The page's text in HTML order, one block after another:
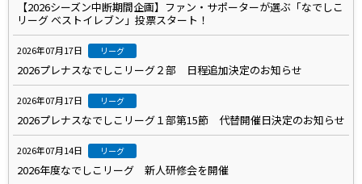
【2026シーズン中断期間企画】ファン・サポーターが選ぶ「なでしこ
リーグ ベストイレブン」投票スタート！
2026年07月17日 リーグ
2026プレナスなでしこリーグ２部 日程追加決定のお知らせ
2026年07月17日 リーグ
2026プレナスなでしこリーグ１部第15節 代替開催日決定のお知らせ
2026年07月14日 リーグ
2026年度なでしこリーグ 新人研修会を開催